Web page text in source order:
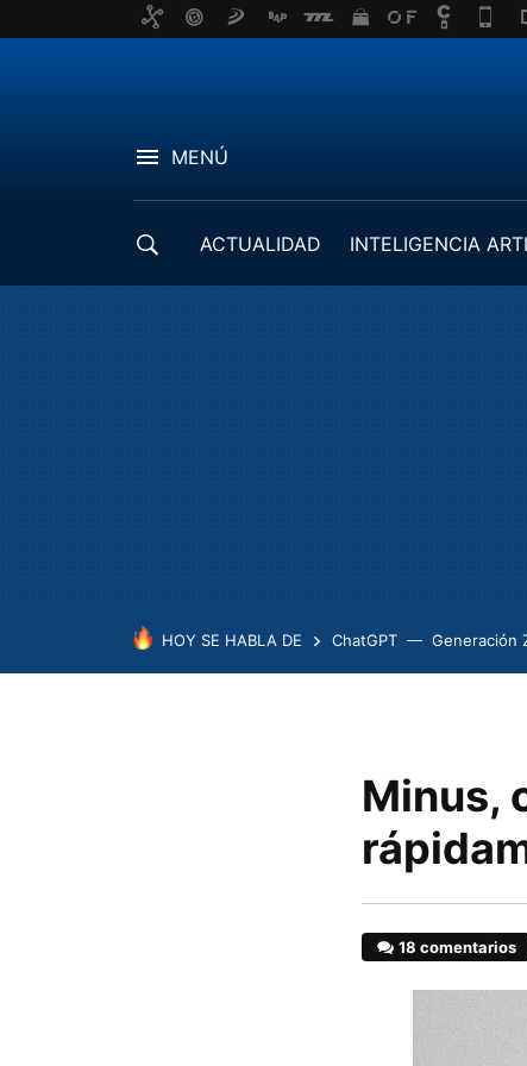
MENÚ
ACTUALIDAD INTELIGENCIA
HOY SE HABLA DE ChatGPT Generación
Minus,
18 comentarios